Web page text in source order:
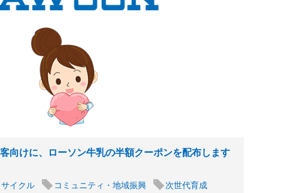
向けに、ローソン牛乳の半額クーポンを配布します
イクル コミュニティ・地域振興 次世代育成